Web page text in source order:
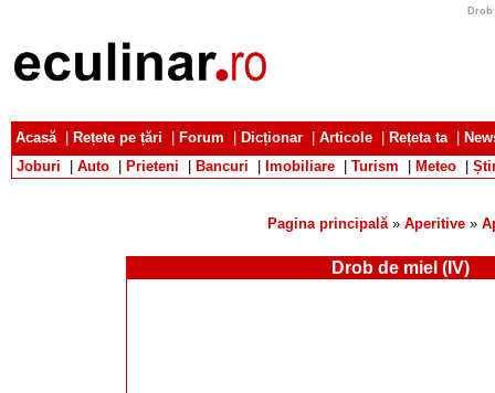
Acasă| Rețete pe țări Forum Dicționar Articole Rețeta ta|
Joburi
Auto Prieteni Bancuri Imobiliare Turism Meteo
Pagina principală» Aperitive »
Drob de miel (IV)